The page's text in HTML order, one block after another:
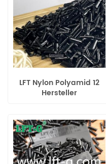
LFT Nylon Polyamid 12
Hersteller